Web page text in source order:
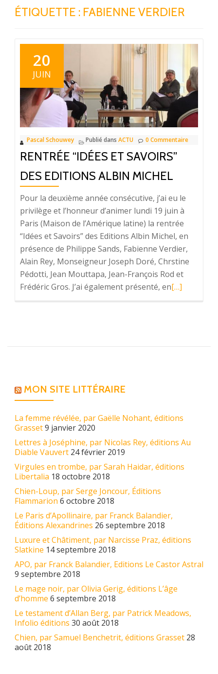
ÉTIQUETTE : FABIENNE VERDIER
20
JUIN
Pascal Schouwey Publié dans ACTU 0 Commentaire
RENTRÉE “IDÉES ET SAVOIRS”
DES EDITIONS ALBIN MICHEL
Pour la deuxième année consécutive, j’ai eu le
privilège et l’honneur d’animer lundi 19 juin à
Paris (Maison de l’Amérique latine) la rentrée
“Idées et Savoirs” des Editions Albin Michel, en
présence de Philippe Sands, Fabienne Verdier,
Alain Rey, Monseigneur Joseph Doré, Chrstine
Pédotti, Jean Mouttapa, Jean-François Rod et
Frédéric Gros. J’ai également présenté, enEn
et
[…]
MON SITE LITTÉRAIRE
La femme révélée, par Gaëlle Nohant, éditions
Grasset9 janvier 2020
Lettres à Joséphine, par Nicolas Rey, éditions Au
Diable Vauvert 24 février 2019
Virgules en trombe, par Sarah Haidar, éditions
Libertalia 18 octobre 2018
Chien-Loup, par Serge Joncour, Éditions
Flammarion 6 octobre 2018
Le Paris d’Apollinaire, par Franck Balandier,
Éditions Alexandrines 26 septembre 2018
Luxure et Châtiment, par Narcisse Praz, éditions
Slatkine 14 septembre 2018
APO, par Franck Balandier, Editions Le Castor Astral
9 septembre 2018
Le mage noir, par Olivia Gerig, éditions L’âge
d’homme 6 septembre 2018
Le testament d’Allan Berg, par Patrick Meadows,
Infolio éditions 30 août 2018
Chien, par Samuel Benchetrit, éditions Grasset 28
août 2018